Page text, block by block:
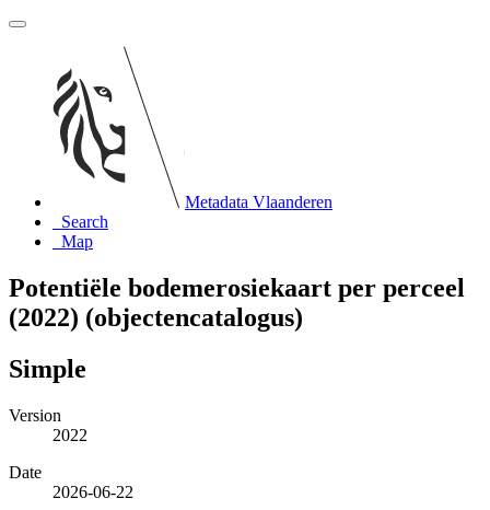
Metadata Vlaanderen
Search
Map
Potentiële bodemerosiekaart per perceel
(2022) (objectencatalogus)
Simple
Version
2022
Date
2026-06-22